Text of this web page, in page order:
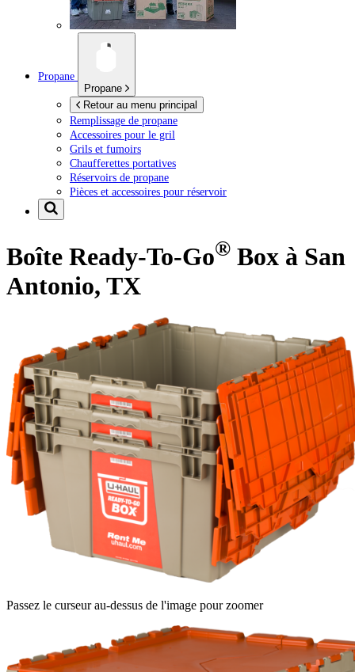
Propane
Propane
Retour au menu principal
Remplissage de propane
Accessoires pour le gril
Grils et fumoirs
Chaufferettes portatives
Réservoirs de propane
Pièces et accessoires pour réservoir
Boîte Ready-To-Go® Box à San
Antonio, TX
Passez le curseur au-dessus de l'image pour zoomer